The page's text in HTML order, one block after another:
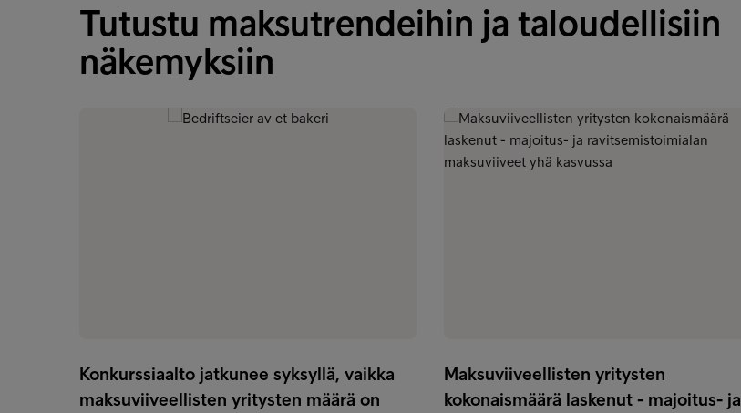
Tutustu maksutrendeihin ja taloudellisiin
näkemyksiin
Konkurssiaalto jatkunee syksyllä, vaikka
maksuviiveellisten yritysten määrä on
Maksuviiveellisten yritysten
kokonaismäärä laskenut - majoitus- ja